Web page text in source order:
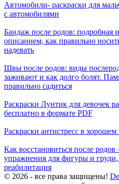
Автомобили- раскраски для
с автомобилями
Бандаж после родов: подробная
описанием, как правильно
надевать
Швы после родов: виды
заживают и как долго болят.
правильно садиться
Раскраски Лунтик для девочек
бесплатно в формате PDF
Раскраски антистресс в хорошем
Как восстановиться после
упражнения для фигуры и
реабилитация
© 2026 - все права защищены!